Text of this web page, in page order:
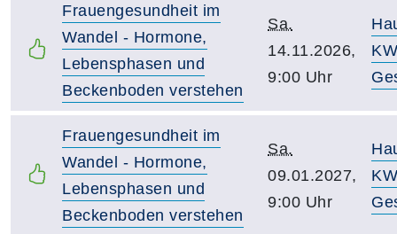
Frauengesundheit im
Wandel - Hormone,
Lebensphasen und
Beckenboden verstehen
Sa.
14.11.2026,
9:00 Uhr
Frauengesundheit im
Wandel - Hormone,
Lebensphasen und
Beckenboden verstehen
Sa.
09.01.2027,
9:00 Uhr